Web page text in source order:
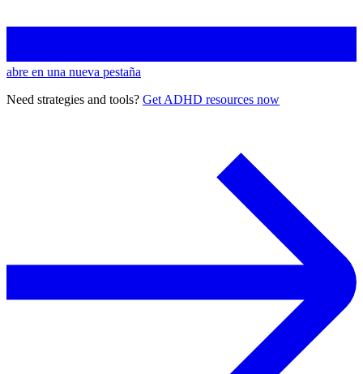
abre en una nueva pestaña
Need strategies and tools? Get ADHD resources now